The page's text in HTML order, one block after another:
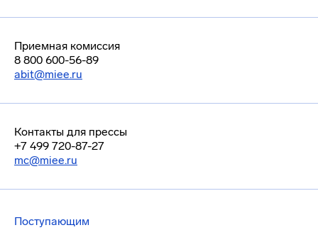
Приемная комиссия
8 800 600-56-89
abit@miee.ru
Контакты для прессы
+7 499 720-87-27
mc@miee.ru
Поступающим